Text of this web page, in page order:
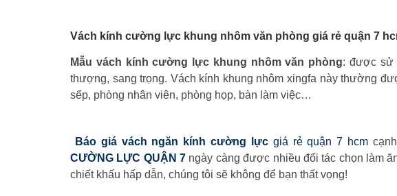
Vách kính cường lực khung nhôm văn phòng giá rẻ quận 7
Mẫu vách kính cường lực khung nhôm văn phòng: được sử
thượng, sang trọng. Vách kính khung nhôm xingfa này thường
sếp, phòng nhân viên, phòng họp, bàn làm việc…
Báo giá vách ngăn kính cường lực giá rẻ quận 7 hcm
CƯỜNG LỰC QUẬN 7 ngày càng được nhiều đối tác chọn làm
chiết khấu hấp dẫn, chúng tôi sẽ không để bạn thất vọng!